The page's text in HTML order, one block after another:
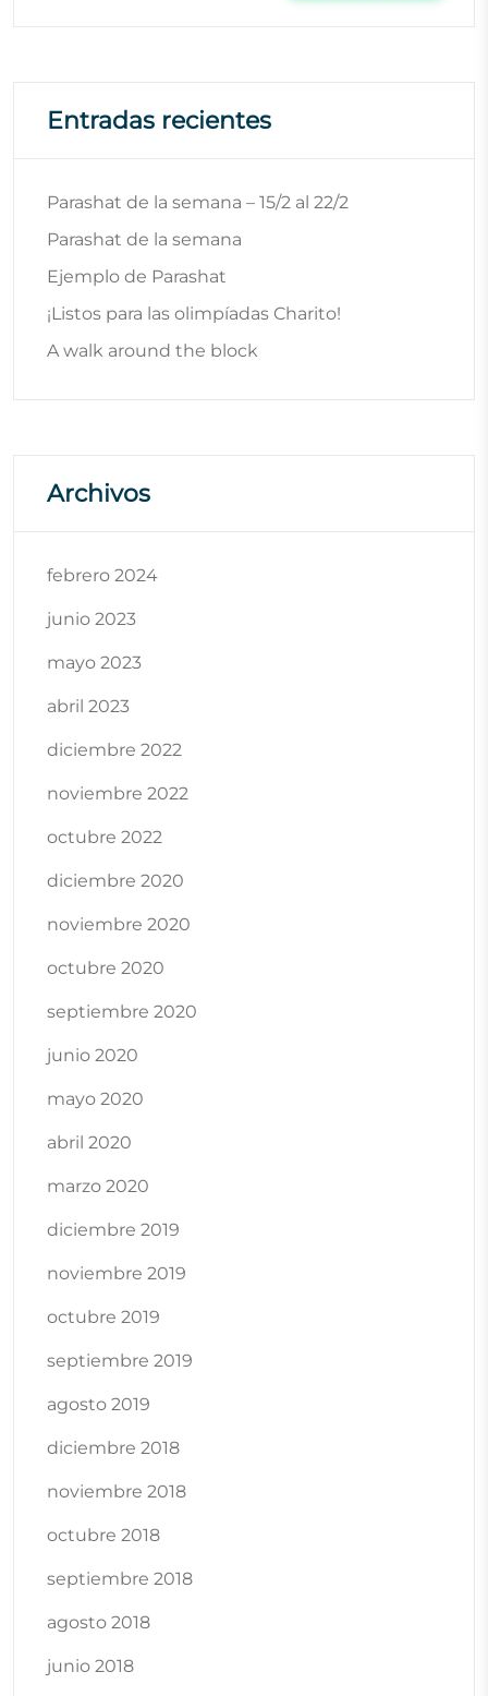
Entradas recientes
Parashat de la semana – 15/2 al 22/2
Parashat de la semana
Ejemplo de Parashat
¡Listos para las olimpíadas Charito!
A walk around the block
Archivos
febrero 2024
junio 2023
mayo 2023
abril 2023
diciembre 2022
noviembre 2022
octubre 2022
diciembre 2020
noviembre 2020
octubre 2020
septiembre 2020
junio 2020
mayo 2020
abril 2020
marzo 2020
diciembre 2019
noviembre 2019
octubre 2019
septiembre 2019
agosto 2019
diciembre 2018
noviembre 2018
octubre 2018
septiembre 2018
agosto 2018
junio 2018